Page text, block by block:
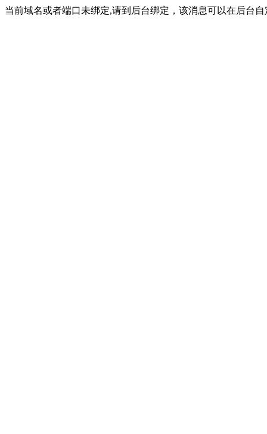
当前域名或者端口未绑定,请到后台绑定，该消息可以在后台自